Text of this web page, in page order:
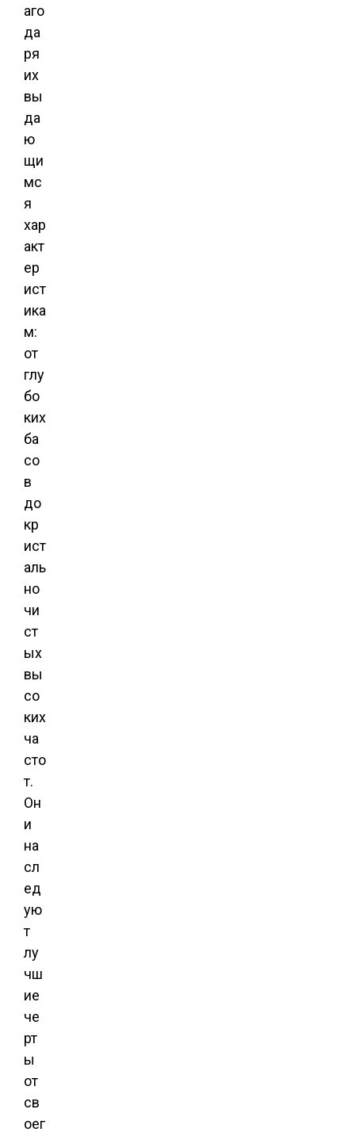
аго
да
ря
их
вы
да
ю
щи
мс
я
хар
акт
ер
ист
ика
м:
от
глу
бо
ких
ба
со
в
до
кр
ист
аль
но
чи
ст
ых
вы
со
ких
ча
сто
т.
Он
и
на
сл
ед
ую
т
лу
чш
ие
че
рт
ы
от
св
оег